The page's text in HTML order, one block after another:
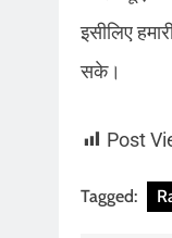
इसीलिए
सके।
Post
Tagged: